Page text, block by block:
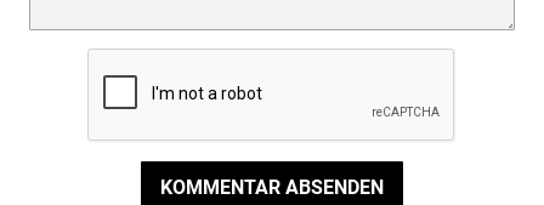
KOMMENTAR ABSENDEN